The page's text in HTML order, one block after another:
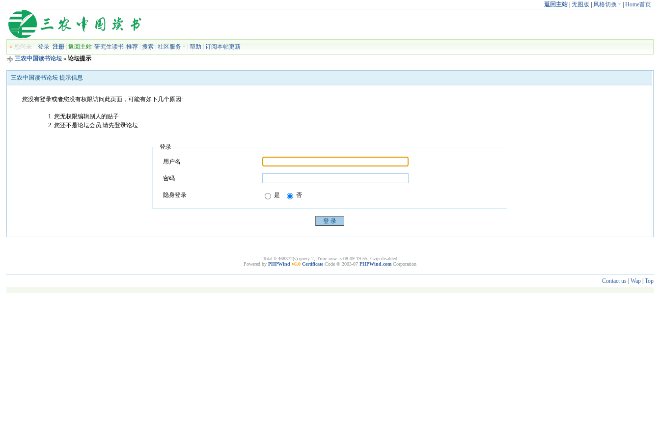
返回主站| 无图版 风格切换 Home首页
» 您尚未登录 注册 |返回主站 |研究生读书 |推荐 |搜索 |社区服务 |帮助 |订阅本帖更新
三农中国读书论坛 » 论坛提示
三农中国读书论坛 提示信息
您没有登录或者您没有权限访问此页面，可能有如下几个原因:
您无权限编辑别人的贴子
您还不是论坛会员,请先登录论坛
登录
用户名
密码
隐身登录 是 否
Total 0.468372(s) query 2, Time now is:08-09 19:55, Gzip disabled
Powered by PHPWind v6.0 Certificate Code © 2003-07 PHPWind.com Corporation
Contact us| Wap| Top